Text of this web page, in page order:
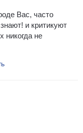
Вас, часто
и критикуют
никогда не